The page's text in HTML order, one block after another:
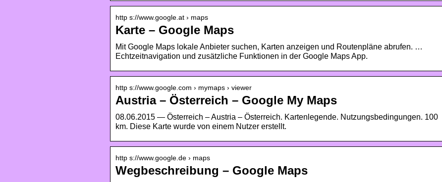
http s://www.google.at › maps
Karte – Google Maps
Mit Google Maps lokale Anbieter suchen, Karten anzeigen und Routenpläne abrufen. …
Echtzeitnavigation und zusätzliche Funktionen in der Google Maps App.
http s://www.google.com › mymaps › viewer
Austria – Österreich – Google My Maps
08.06.2015 — Österreich – Austria – Österreich. Kartenlegende. Nutzungsbedingungen. 100
km. Diese Karte wurde von einem Nutzer erstellt.
http s://www.google.de › maps
Wegbeschreibung – Google Maps